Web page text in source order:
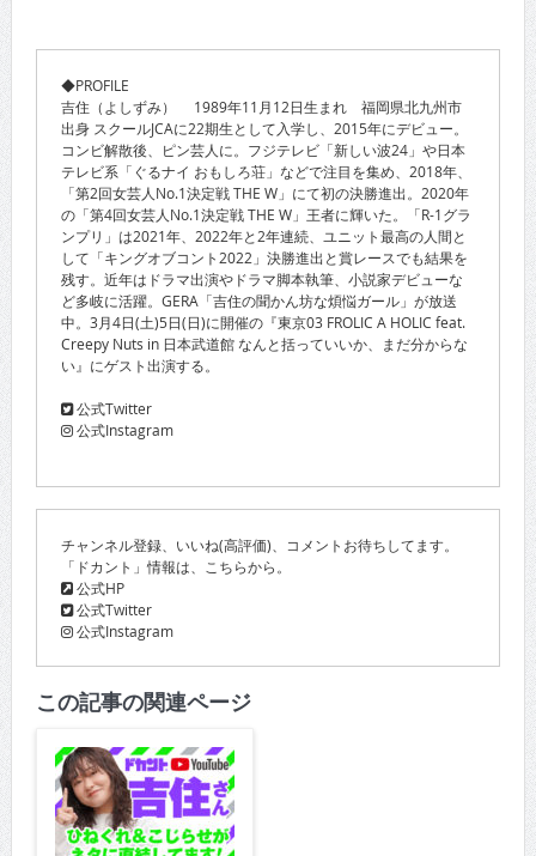
◆PROFILE
吉住（よしずみ） 1989年11月12日生まれ 福岡県北九州市
出身 スクールJCAに22期生として入学し、2015年にデビュー。
コンビ解散後、ピン芸人に。フジテレビ「新しい波24」や日本
テレビ系「ぐるナイ おもしろ荘」などで注目を集め、2018年、
「第2回女芸人No.1決定戦 THE W」にて初の決勝進出。2020年
の「第4回女芸人No.1決定戦 THE W」王者に輝いた。「R-1グラ
ンプリ」は2021年、2022年と2年連続、ユニット最高の人間と
して「キングオブコント2022」決勝進出と賞レースでも結果を
残す。近年はドラマ出演やドラマ脚本執筆、小説家デビューな
ど多岐に活躍。GERA「吉住の聞かん坊な煩悩ガール」が放送
中。3月4日(土)5日(日)に開催の『東京03 FROLIC A HOLIC feat.
Creepy Nuts in 日本武道館 なんと括っていいか、まだ分からな
い』にゲスト出演する。
公式Twitter
公式Instagram
チャンネル登録、いいね(高評価)、コメントお待ちしてます。
「ドカント」情報は、こちらから。
公式HP
公式Twitter
公式Instagram
この記事の関連ページ